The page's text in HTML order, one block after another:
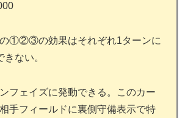
の①②③の効果はそれぞれ1ターンに
ない。
フェイズに発動できる。このカー
手フィールドに裏側守備表示で特